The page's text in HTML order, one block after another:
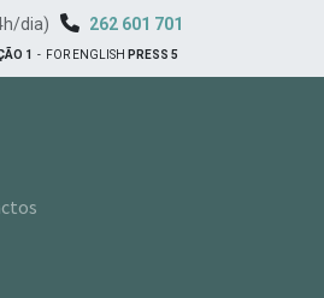
dia) 262 601 701
1 - FOR ENGLISH PRESS 5